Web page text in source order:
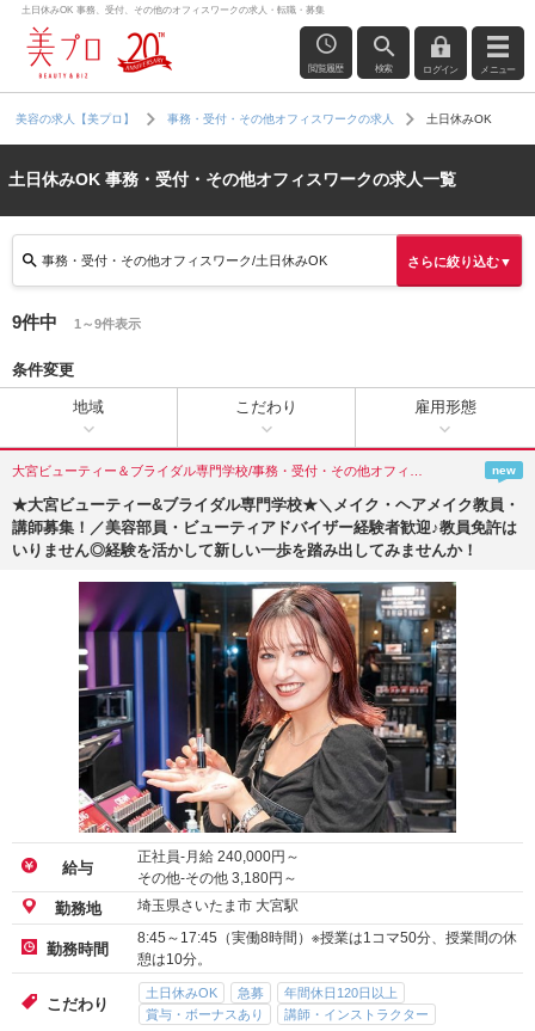
土日休みOK 事務、受付、その他のオフィスワークの求人・転職・募集
閲覧履歴 検索 ログイン メニュー
美容の求人【美プロ】 事務・受付・その他オフィスワークの求人 土日休みOK
土日休みOK 事務・受付・その他オフィスワークの求人一覧
事務・受付・その他オフィスワーク/土日休みOK さらに絞り込む▼
9件中 1～9件表示
条件変更
地域 こだわり 雇用形態
new
★大宮ビューティー&ブライダル専門学校★＼メイク・ヘアメイク教員・
講師募集！／美容部員・ビューティアドバイザー経験者歓迎♪教員免許は
いりません◎経験を活かして新しい一歩を踏み出してみませんか！
給与
正社員-月給 240,000円～
その他-その他 3,180円～
勤務地 埼玉県さいたま市 大宮駅
勤務時間
8:45～17:45（実働8時間）※授業は1コマ50分、授業間の休
憩は10分。
こだわり
土日休みOK 急募
年間休日120日以上
賞与・ボーナスあり
講師・インストラクター